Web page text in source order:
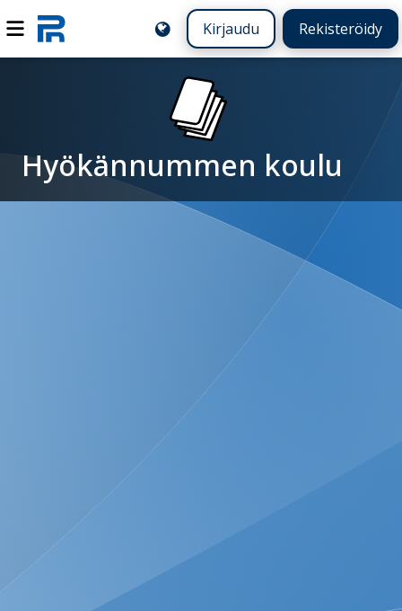
Kirjaudu Rekisteröidy
Hyökännummen koulu